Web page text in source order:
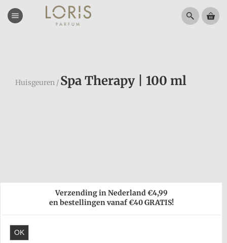
menu
Huisgeuren / Spa Therapy | 100 ml
Verzending in Nederland €4,99
en bestellingen vanaf €40 GRATIS!
OK